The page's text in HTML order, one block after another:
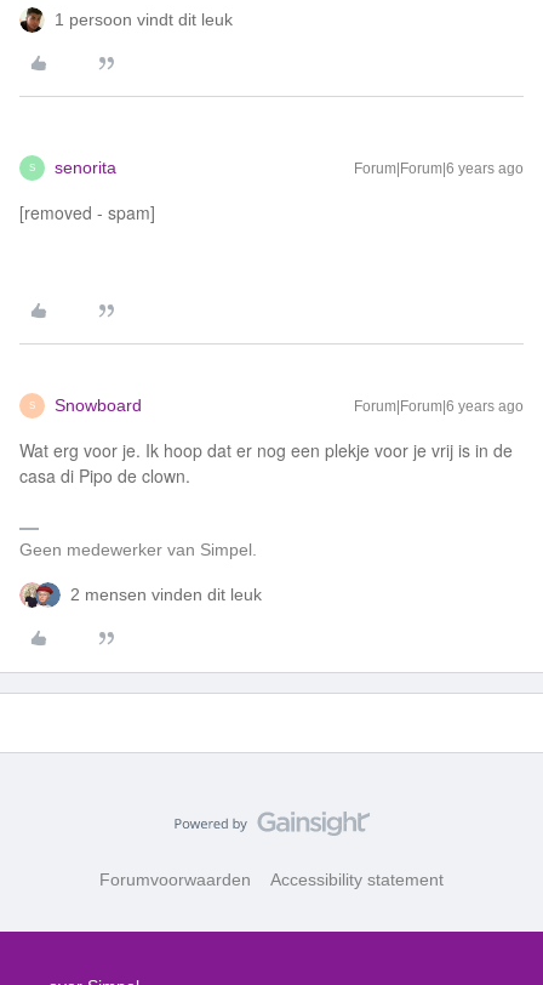
1 persoon vindt dit leuk
S senorita Forum|Forum|6 years ago
[removed - spam]
S Snowboard Forum|Forum|6 years ago
Wat erg voor je. Ik hoop dat er nog een plekje voor je vrij is in de
casa di Pipo de clown.
Geen medewerker van Simpel.
2 mensen vinden dit leuk
Forumvoorwaarden Accessibility statement